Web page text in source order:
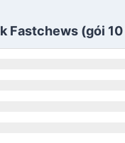
Fastchews (gói